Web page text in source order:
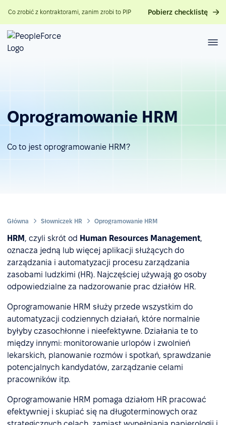
Co zrobić z kontraktorami, zanim zrobi to PIP Pobierz checklistę
Oprogramowanie HRM
Co to jest oprogramowanie HRM?
Główna Słowniczek HR Oprogramowanie HRM
HRM , czyli skrót od Human Resources Management,
oznacza jedną lub więcej aplikacji służących do
zarządzania i automatyzacji procesu zarządzania
zasobami ludzkimi (HR). Najczęściej używają go osoby
odpowiedzialne za nadzorowanie prac działów HR.
Oprogramowanie HRM służy przede wszystkim do
automatyzacji codziennych działań, które normalnie
byłyby czasochłonne i nieefektywne. Działania te to
między innymi: monitorowanie urlopów i zwolnień
lekarskich, planowanie rozmów i spotkań, sprawdzanie
potencjalnych kandydatów, zarządzanie celami
pracowników itp.
Oprogramowanie HRM pomaga działom HR pracować
efektywniej i skupiać się na długoterminowych oraz